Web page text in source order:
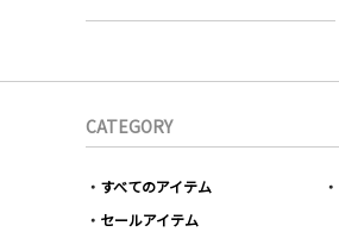
CATEGORY
すべてのアイテム
セールアイテム